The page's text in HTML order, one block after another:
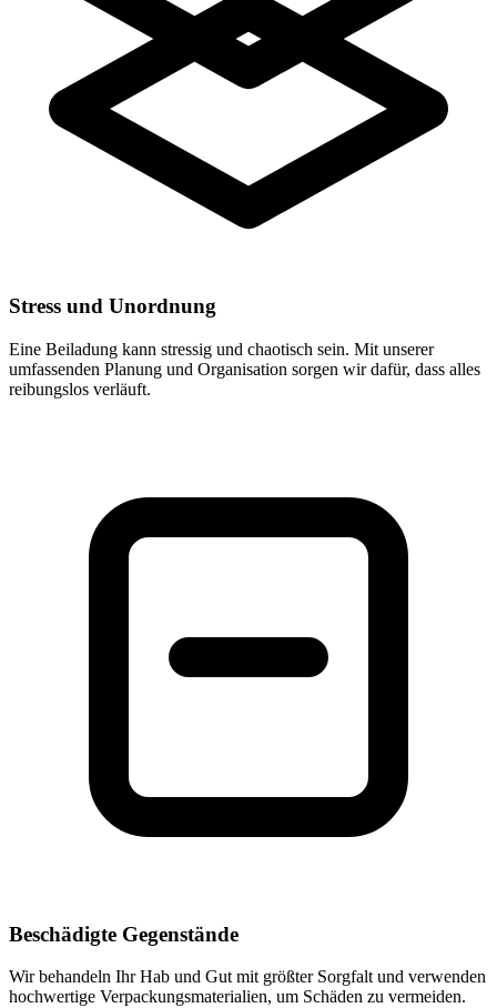
Stress und Unordnung
Eine Beiladung kann stressig und chaotisch sein. Mit unserer
umfassenden Planung und Organisation sorgen wir dafür, dass alles
reibungslos verläuft.
Beschädigte Gegenstände
Wir behandeln Ihr Hab und Gut mit größter Sorgfalt und verwenden
hochwertige Verpackungsmaterialien, um Schäden zu vermeiden.